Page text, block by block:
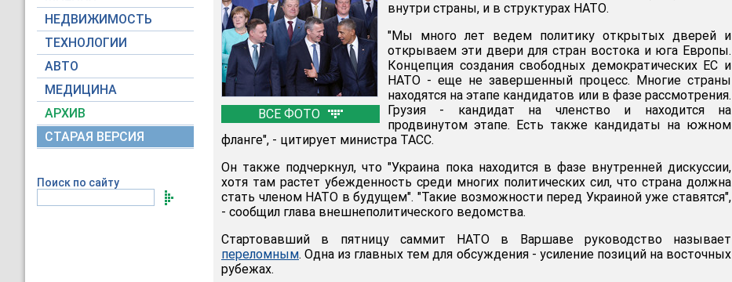
НЕДВИЖИМОСТЬ
ТЕХНОЛОГИИ
АВТО
МЕДИЦИНА
АРХИВ
СТАРАЯ ВЕРСИЯ
Поиск по сайту
ВСЕ ФОТО
внутри страны, и в структурах НАТО.
"Мы много лет ведем политику открытых дверей и
открываем эти двери для стран востока и юга Европы.
Концепция создания свободных демократических ЕС и
НАТО - еще не завершенный процесс. Многие страны
находятся на этапе кандидатов или в фазе рассмотрения.
Грузия - кандидат на членство и находится на
продвинутом этапе. Есть также кандидаты на южном
фланге", - цитирует министра ТАСС.
Он также подчеркнул, что "Украина пока находится в фазе внутренней дискуссии,
хотя там растет убежденность среди многих политических сил, что страна должна
стать членом НАТО в будущем". "Такие возможности перед Украиной уже ставятся",
- сообщил глава внешнеполитического ведомства.
Стартовавший в пятницу саммит НАТО в Варшаве руководство называет
переломным. Одна из главных тем для обсуждения - усиление позиций на восточных
рубежах.